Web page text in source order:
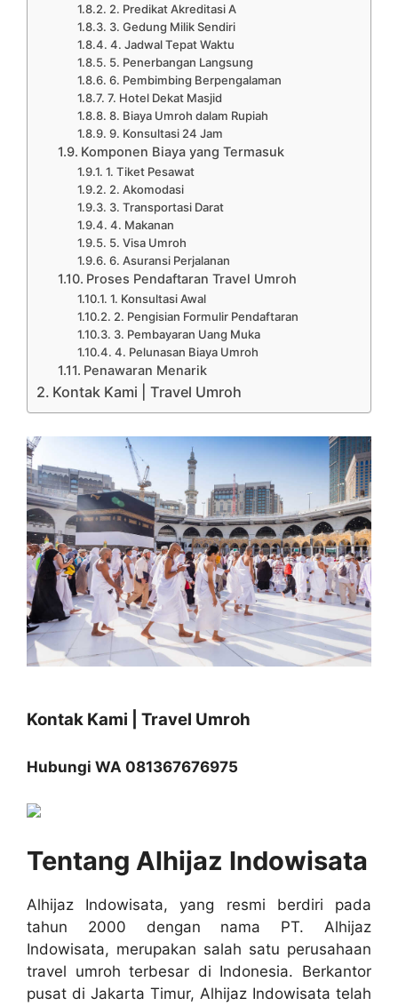
2. Predikat Akreditasi A
3. Gedung Milik Sendiri
4. Jadwal Tepat Waktu
5. Penerbangan Langsung
6. Pembimbing Berpengalaman
7. Hotel Dekat Masjid
8. Biaya Umroh dalam Rupiah
9. Konsultasi 24 Jam
Komponen Biaya yang Termasuk
1. Tiket Pesawat
2. Akomodasi
3. Transportasi Darat
4. Makanan
5. Visa Umroh
6. Asuransi Perjalanan
Proses Pendaftaran Travel Umroh
1. Konsultasi Awal
2. Pengisian Formulir Pendaftaran
3. Pembayaran Uang Muka
4. Pelunasan Biaya Umroh
Penawaran Menarik
Kontak Kami | Travel Umroh
Kontak Kami | Travel Umroh
Hubungi WA 081367676975
Tentang Alhijaz Indowisata
Alhijaz Indowisata, yang resmi berdiri pada
tahun 2000 dengan nama PT. Alhijaz
Indowisata, merupakan salah satu perusahaan
travel umroh terbesar di Indonesia. Berkantor
pusat di Jakarta Timur, Alhijaz Indowisata telah